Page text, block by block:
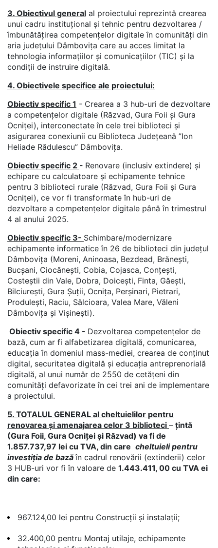
3. Obiectivul general al proiectului reprezintă crearea
unui cadru instituțional și tehnic pentru dezvoltarea /
îmbunătățirea competențelor digitale în comunități din
aria județului Dâmbovița care au acces limitat la
tehnologia informațiilor și comunicațiilor (TIC) și la
condiții de instruire digitală.
4. Obiectivele specifice ale proiectului:
Obiectiv specific 1 - Crearea a 3 hub-uri de dezvoltare
a competențelor digitale (Răzvad, Gura Foii și Gura
Ocniței), interconectate în cele trei biblioteci și
asigurarea conexiunii cu Biblioteca Județeană ”Ion
Heliade Rădulescu” Dâmbovița.
Obiectiv specific 2 - Renovare (inclusiv extindere) și
echipare cu calculatoare și echipamente tehnice
pentru 3 biblioteci rurale (Răzvad, Gura Foii și Gura
Ocniței), ce vor fi transformate în hub-uri de
dezvoltare a competențelor digitale până în trimestrul
4 al anului 2025.
Obiectiv specific 3- Schimbare/modernizare
echipamente informatice în 26 de biblioteci din județul
Dâmbovița (Moreni, Aninoasa, Bezdead, Brănești,
Bucșani, Ciocănești, Cobia, Cojasca, Conțești,
Costeștii din Vale, Dobra, Doicești, Finta, Găești,
Bilciurești, Gura Șuții, Ocnița, Perșinari, Pietrari,
Produlești, Raciu, Sălcioara, Valea Mare, Văleni
Dâmbovița și Vișinești).
Obiectiv specific 4 - Dezvoltarea competențelor de
bază, cum ar fi alfabetizarea digitală, comunicarea,
educația în domeniul mass-mediei, crearea de conținut
digital, securitatea digitală și educația antreprenorială
digitală, al unui număr de 2550 de cetățeni din
comunități defavorizate în cei trei ani de implementare
a proiectului.
5. TOTALUL GENERAL al cheltuielilor pentru
renovarea și amenajarea celor 3 biblioteci – țintă
(Gura Foii, Gura Ocniței și Răzvad) va fi de
1.857.737,97 lei cu TVA, din care cheltuieli pentru
investiția de bazăîn cadrul renovării (extinderii) celor
3 HUB-uri vor fi în valoare de 1.443.411, 00 cu TVA ei
din care:
967.124,00 lei pentru Construcții și instalații;
32.400,00 pentru Montaj utilaje, echipamente